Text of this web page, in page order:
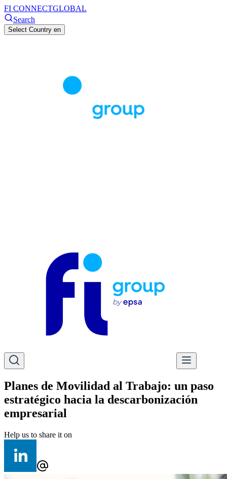
FI CONNECTGLOBAL
Search
Select Country en
Planes de Movilidad al Trabajo: un paso
estratégico hacia la descarbonización
empresarial
Help us to share it on